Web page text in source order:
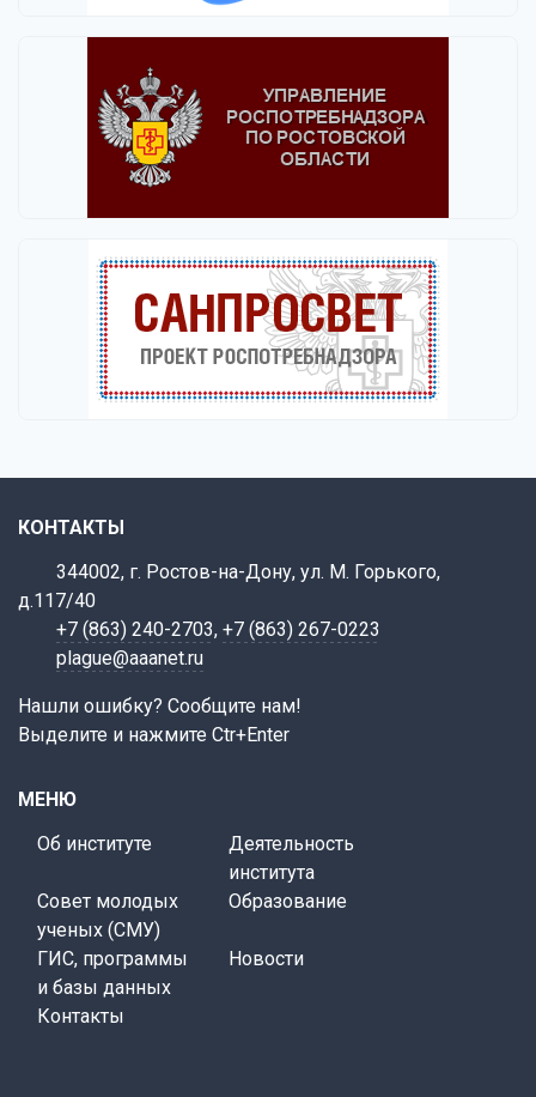
КОНТАКТЫ
344002, г. Ростов-на-Дону, ул. М. Горького,
д.117/40
+7 (863) 240-2703, +7 (863) 267-0223
plague@aaanet.ru
Нашли ошибку? Сообщите нам!
Выделите и нажмите Ctr+Enter
МЕНЮ
Об институте
Деятельность
института
Совет молодых
ученых (СМУ)
Образование
ГИС, программы
и базы данных
Новости
Контакты